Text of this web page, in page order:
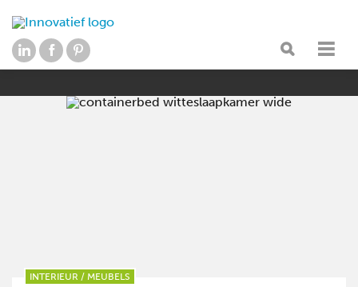
INTERIEUR / MEUBELS